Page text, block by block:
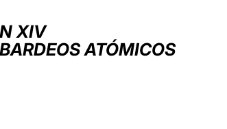
DEUTSCH
XIV
ATÓMICOS